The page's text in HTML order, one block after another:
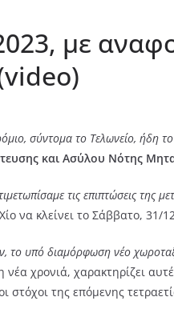
με
σύντομα το Τελωνείο, ήδη
και Ασύλου Νότης
τις επιπτώσεις της
να κλείνει το Σάββατο,
υπό διαμόρφωση νέο
χρονιά, χαρακτηρίζει
στόχοι της επόμενης